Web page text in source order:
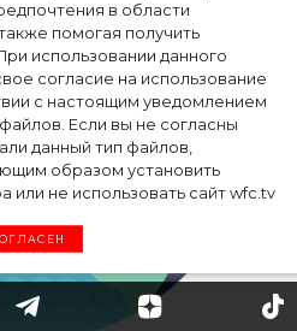
в области
помогая получить
использовании данного
согласие на использование
с настоящим уведомлением
Если вы не согласны
данный тип файлов,
образом установить
или не использовать сайт wfc.tv